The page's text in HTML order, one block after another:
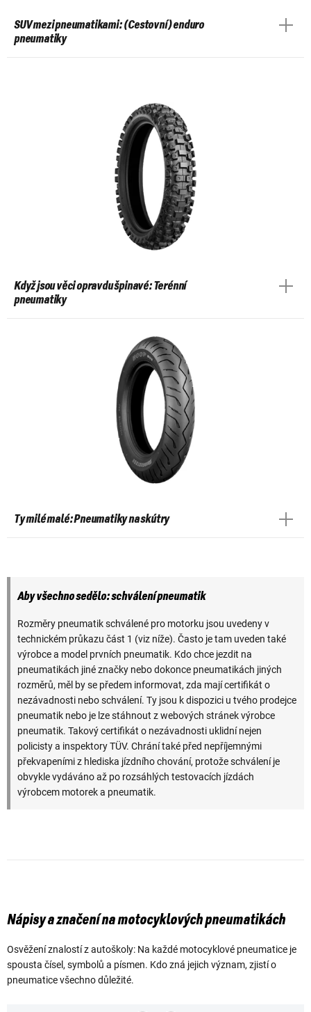
SUV mezi pneumatikami: (Cestovní) enduro
pneumatiky
Když jsou věci opravdu špinavé: Terénní
pneumatiky
Ty milé malé: Pneumatiky na skútry
Aby všechno sedělo: schválení pneumatik
Rozměry pneumatik schválené pro motorku jsou uvedeny v
technickém průkazu část 1 (viz níže). Často je tam uveden také
výrobce a model prvních pneumatik. Kdo chce jezdit na
pneumatikách jiné značky nebo dokonce pneumatikách jiných
rozměrů, měl by se předem informovat, zda mají certifikát o
nezávadnosti nebo schválení. Ty jsou k dispozici u tvého prodejce
pneumatik nebo je lze stáhnout z webových stránek výrobce
pneumatik. Takový certifikát o nezávadnosti uklidní nejen
policisty a inspektory TÜV. Chrání také před nepříjemnými
překvapeními z hlediska jízdního chování, protože schválení je
obvykle vydáváno až po rozsáhlých testovacích jízdách
výrobcem motorek a pneumatik.
Nápisy a značení na motocyklových pneumatikách
Osvěžení znalostí z autoškoly: Na každé motocyklové pneumatice je
spousta čísel, symbolů a písmen. Kdo zná jejich význam, zjistí o
pneumatice všechno důležité.